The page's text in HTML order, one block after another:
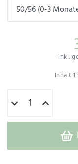
inkl.
Inhalt1